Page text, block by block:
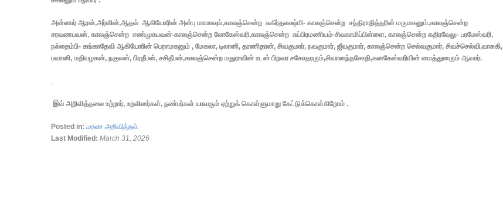
அன்னார் ஆரன்,அர்வின்,ஆதவ் ஆகியோரின் அன்பு மாமாவும்,காலஞ்சென்ற சுகிர்தலக்ஷ்மி- காலஞ்சென்ற சந்திராதித்தரின் மருமகனும்,காலஞ்சென்ற
சரவணபவன், காலஞ்சென்ற சண்முகபவன்-காலஞ்சென்ற லோகேஸ்வரி,காலஞ்சென்ற சுப்பிரமணியம்-சிவகாமிப்பிள்ளை, காலஞ்சென்ற கதிரவேலு- பரமேஸ்வரி,
நல்லதம்பி- கங்காதேவி ஆகியோரின் பெறாமகனும் , மேகலா, டிலானி, தரணிதரன், சிவகுமார், நவகுமார், ஜீவகுமார், காலஞ்சென்ற செல்வகுமார், சிவச்செல்வி,வாசுகி,
பவானி, மதியழகன், நகுலன், பிரதீபன், சசிதீபன்,காலஞ்சென்ற மதுராவின் உடன் பிறவா சகோதரரும்,சிவானந்தசோதி,கனகேஸ்வரியின் மைத்துனரும் ஆவார்.
,
இவ் அறிவித்தலை உற்றார், உறவினர்கள், நண்பர்கள் யாவரும் ஏற்றுக் கொள்ளுமாறு கேட்டுக்கொள்கிறோம் .
Posted in: மரண அறிவித்தல்.
Last Modified: March 31, 2026